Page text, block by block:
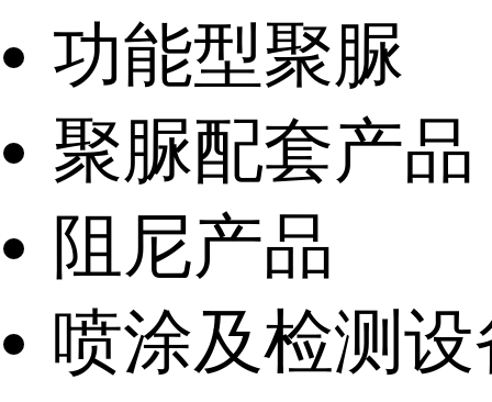
功能型聚脲
聚脲配套产品
阻尼产品
喷涂及检测设